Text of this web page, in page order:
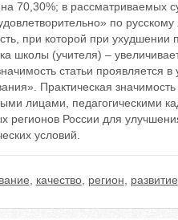
70,30%; в рассматриваемых
по
при которой при ухудшении
школы (учителя) –
статьи проявляется
Практическая
лицами, педагогическими
регионов России для
условий.
качество, регион развитие